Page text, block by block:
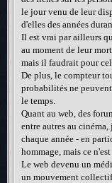
le jour venu de leur
d'elles des années
Il est vrai par ailleurs
au moment de leur
mais il faudrait pour
De plus, le compteur
probabilités ne
le temps.
Quant au web, des
entre autres au
chaque année - en
hommage, mais ce
Le web devenu un
un mouvement